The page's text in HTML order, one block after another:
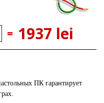
= 1937 lei
ПК гарантирует